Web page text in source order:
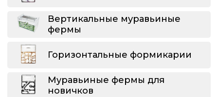
Вертикальные муравьиные
фермы
Горизонтальные формикарии
Муравьиные фермы для
новичков